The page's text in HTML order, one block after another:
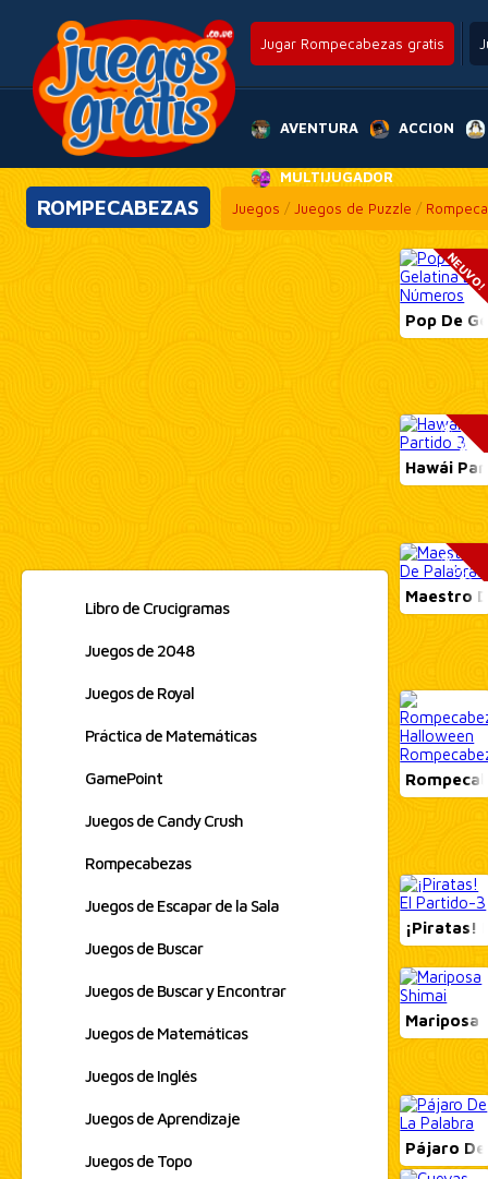
Jugar Rompecabezas gratis
AVENTURA ACCION
MULTIJUGADOR
ROMPECABEZAS Juegos / Juegos de Puzzle /
Libro de Crucigramas
Juegos de 2048
Juegos de Royal
Práctica de Matemáticas
GamePoint
Juegos de Candy Crush
Rompecabezas
Juegos de Escapar de la Sala
Juegos de Buscar
Juegos de Buscar y Encontrar
Juegos de Matemáticas
Juegos de Inglés
Juegos de Aprendizaje
Juegos de Topo
NEUVO!
Pop De
NEUVO!
Hawái
NEUVO!
Maestro
¡Piratas!
Mariposa
Pájaro